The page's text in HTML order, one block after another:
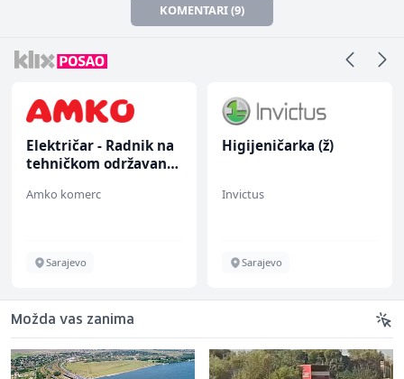
KOMENTARI (9)
Električar - Radnik na
tehničkom održavanju
Amko komerc
Sarajevo
Higijeničarka (ž)
Invictus
Sarajevo
Možda vas zanima